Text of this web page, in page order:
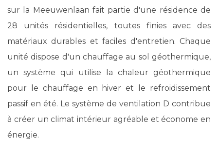
sur la Meeuwenlaan fait partie d'une résidence de
28 unités résidentielles, toutes finies avec des
matériaux durables et faciles d'entretien. Chaque
unité dispose d'un chauffage au sol géothermique,
un système qui utilise la chaleur géothermique
pour le chauffage en hiver et le refroidissement
passif en été. Le système de ventilation D contribue
à créer un climat intérieur agréable et économe en
énergie.